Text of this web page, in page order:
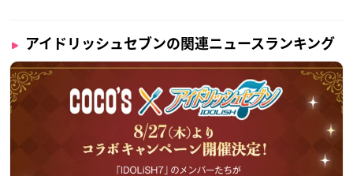
アイドリッシュセブンの関連ニュースランキング